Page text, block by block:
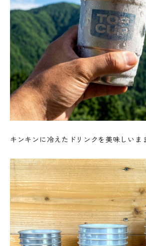
キンキンに冷えたドリンクを美味しいま